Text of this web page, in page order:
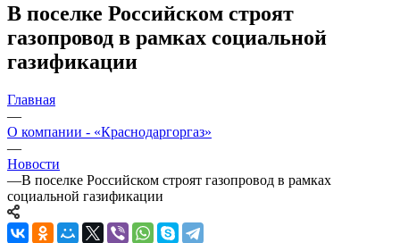
В поселке Российском строят
газопровод в рамках социальной
газификации
Главная
—
О компании - «Краснодаргоргаз»
—
Новости
—В поселке Российском строят газопровод в рамках
социальной газификации